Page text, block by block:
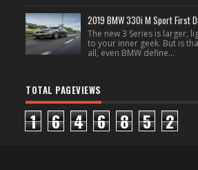
2019 BMW 330i M Sport First
The new 3 Series is larger,
to your inner geek. But is
all, even BMW define...
TOTAL PAGEVIEWS
1 6 4 6 8 5 2